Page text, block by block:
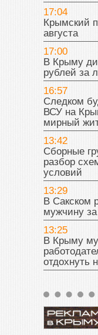
17:04
Крымский
августа
17:00
В Крыму
рублей за
16:57
Следком
ВСУ на
мирный
13:42
Сборные
разбор
условий
13:29
В Сакском
мужчину
13:25
В Крыму
отдохнуть